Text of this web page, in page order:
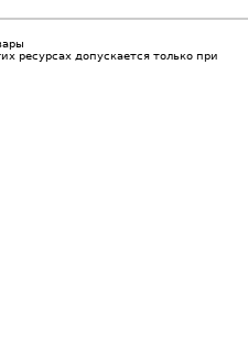
ресурсах допускается только при